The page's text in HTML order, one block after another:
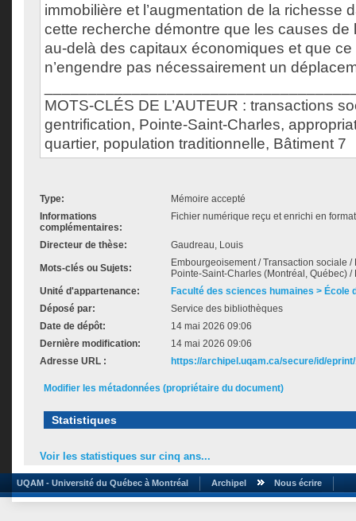
immobilière et l’augmentation de la richesse
cette recherche démontre que les causes de
au-delà des capitaux économiques et que
n’engendre pas nécessairement un
MOTS-CLÉS DE L’AUTEUR : transactions
gentrification, Pointe-Saint-Charles,
quartier, population traditionnelle, Bâtiment 7
Type:
Mémoire accepté
Informations
complémentaires:
Fichier numérique reçu et enrichi en
Directeur de thèse: Gaudreau, Louis
Mots-clés ou Sujets:
Embourgeoisement / Transaction sociale
Pointe-Saint-Charles (Montréal, Québec) /
Unité d'appartenance:
Faculté des sciences humaines > École
Déposé par:
Service des bibliothèques
Date de dépôt:
14 mai 2026 09:06
Dernière modification:
14 mai 2026 09:06
Adresse URL :
https://archipel.uqam.ca/secure/id/
Modifier les métadonnées (propriétaire du document)
Statistiques
Voir les statistiques sur cinq ans...
UQAM - Université du Québec à Montréal Archipel Nous écrire